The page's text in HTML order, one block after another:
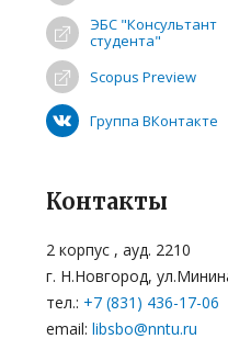
ЭБС "Консультант
студента"
Scopus Preview
Группа ВКонтакте
Контакты
2 корпус , ауд. 2210
г. Н.Новгород,
тел.: +7 (831) 436-17-06
email: libsbo@nntu.ru